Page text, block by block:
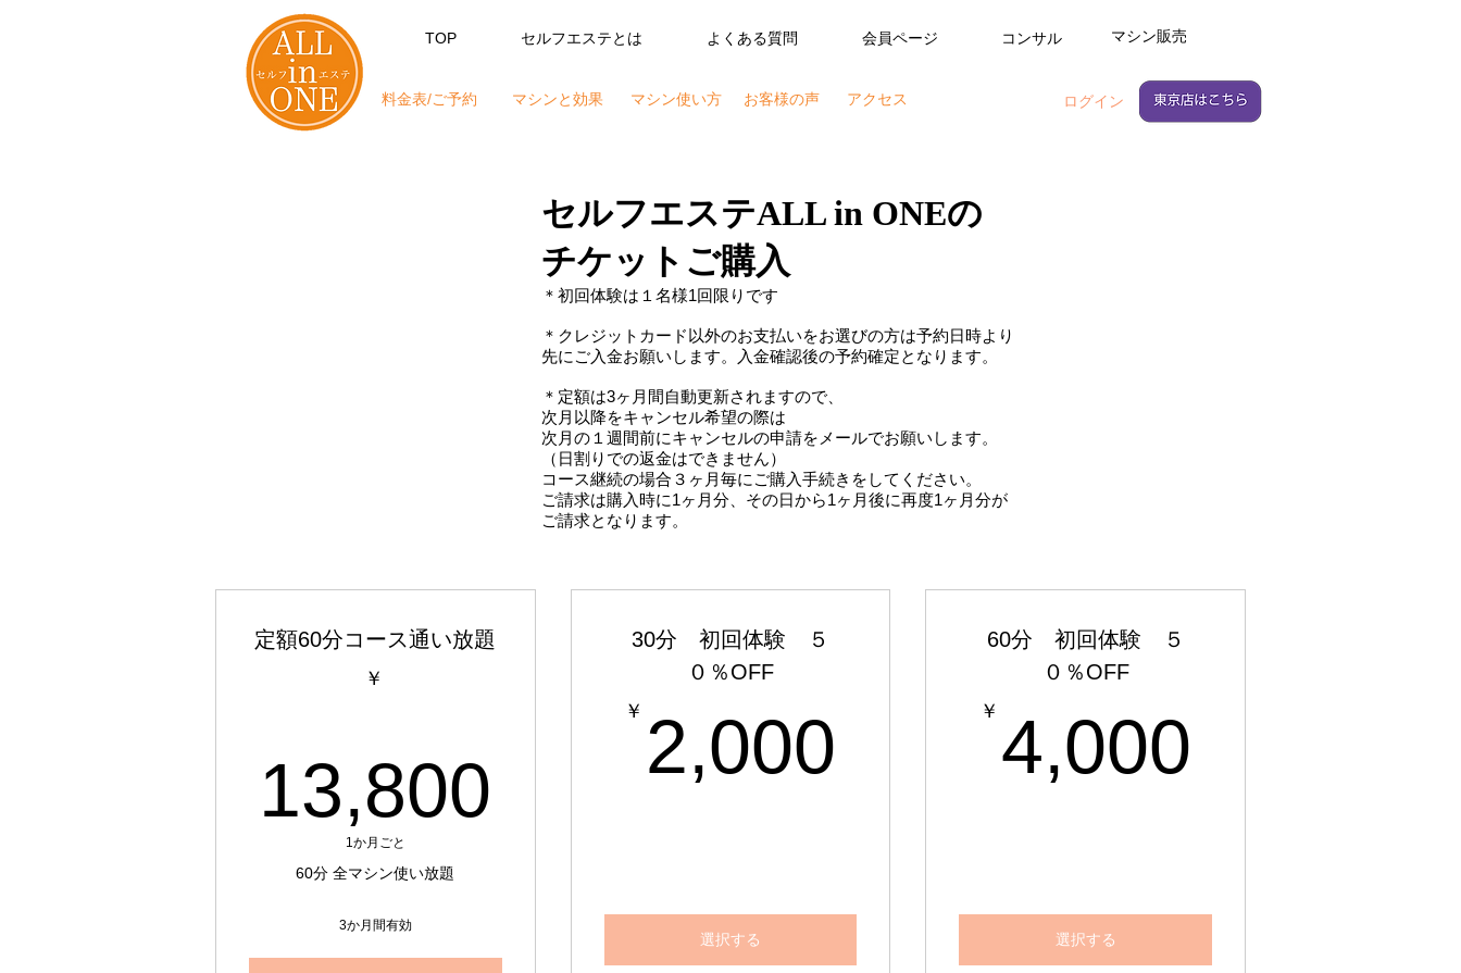
TOP セルフエステとは よくある質問 会員ページ コンサル マシン販売
料金表/ご予約 マシンと効果 マシン使い方 お客様の声 アクセス ログイン
セルフエステALL in ONEの
チケットご購入
＊初回体験は１名様1回限りです
​＊クレジットカード以外のお支払いをお選びの方は予約日時より
先にご入金お願いします。入金確認後の予約確定となります。
＊定額は3ヶ月間自動更新されますので、
次月以降をキャンセル希望の際は
次月の１週間前にキャンセルの申請をメールでお願いします。
（日割りでの返金はできません）
コース継続の場合３ヶ月毎にご購入手続きをしてください。
​ご請求は購入時に1ヶ月分、その日から1ヶ月後に再度1ヶ月分が
ご請求となります。
定額60分コース通い放題
￥
13,800 13,800￥
1か月ごと
60分 全マシン使い放題
3か月間有効
30分 初回体験 ５
０％OFF
￥ 2,000 2,000￥
選択する
60分 初回体験 ５
０％OFF
￥ 4,000
選択する